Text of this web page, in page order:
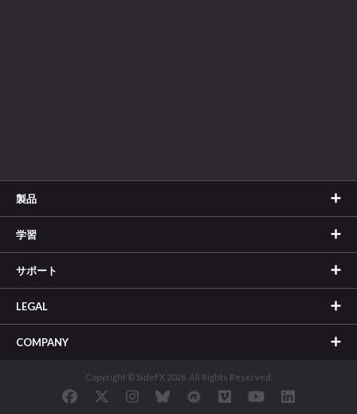
製品
学習
サポート
LEGAL
COMPANY
Copyright © SideFX 2026. All Rights Reserved.